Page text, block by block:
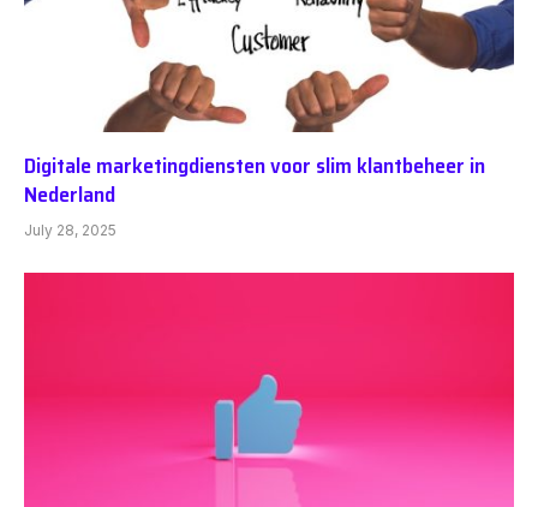
Digitale marketingdiensten voor slim klantbeheer in
Nederland
July 28, 2025